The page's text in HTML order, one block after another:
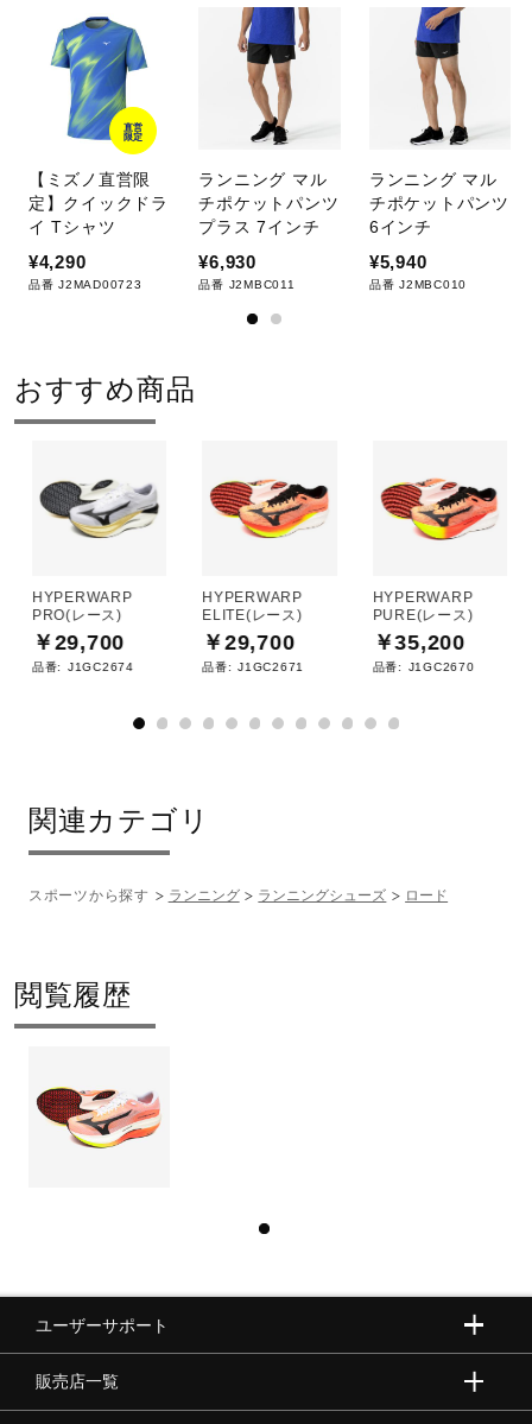
直営
限定
【ミズノ直営限
定】クイックドラ
イ Tシャツ
¥4,290
品番 J2MAD00723
ランニング マル
チポケットパンツ
プラス 7インチ
¥6,930
品番 J2MBC011
ランニング マル
チポケットパンツ
6インチ
¥5,940
品番 J2MBC010
おすすめ商品
HYPERWARP
PRO(レース)
￥29,700
品番: J1GC2674
HYPERWARP
ELITE(レース)
￥29,700
品番: J1GC2671
HYPERWARP
PURE(レース)
￥35,200
品番: J1GC2670
関連カテゴリ
スポーツから探す ランニング ランニングシューズ ロード
閲覧履歴
ユーザーサポート
販売店一覧